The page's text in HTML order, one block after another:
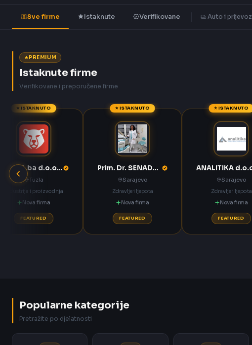
Sve firme Istaknute Verifikovane Auto i prijevoz
PREMIUM
Istaknute firme
Verifikovane i preporučene firme
⭐ ISTAKNUTO
ANNOA.ba d.o.o. Tuzla
Tuzla
Industrija i proizvodnja
Nova firma
FEATURED
⭐ ISTAKNUTO
Prim. Dr. SENADETA OMERBAŠIĆ STOMATOLOŠKA ORDINACIJA
Sarajevo
Zdravlje i ljepota
Nova firma
FEATURED
⭐ ISTAKNUTO
Sarajevo
Zdravlje i ljepota
Nova firma
FEATURED
Popularne kategorije
Pretražite po djelatnosti